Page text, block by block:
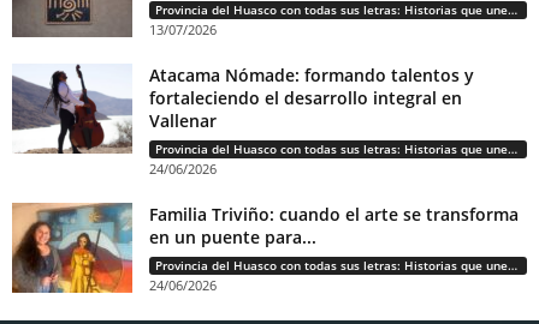
Provincia del Huasco con todas sus letras: Historias que unen cultura, diversidad e identidad
13/07/2026
Atacama Nómade: formando talentos y
fortaleciendo el desarrollo integral en
Vallenar
Provincia del Huasco con todas sus letras: Historias que unen cultura, diversidad e identidad
24/06/2026
Familia Triviño: cuando el arte se transforma
en un puente para...
Provincia del Huasco con todas sus letras: Historias que unen cultura, diversidad e identidad
24/06/2026